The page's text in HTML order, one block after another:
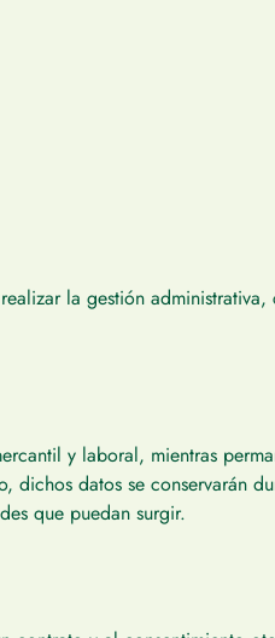
la gestión
y laboral, mientras
datos se conservarán
que puedan surgir.